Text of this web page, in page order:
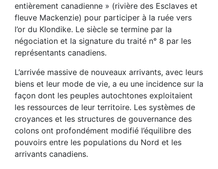
entièrement canadienne » (rivière des Esclaves et
fleuve Mackenzie) pour participer à la ruée vers
l’or du Klondike. Le siècle se termine par la
négociation et la signature du traité n° 8 par les
représentants canadiens.
L’arrivée massive de nouveaux arrivants, avec leurs
biens et leur mode de vie, a eu une incidence sur la
façon dont les peuples autochtones exploitaient
les ressources de leur territoire. Les systèmes de
croyances et les structures de gouvernance des
colons ont profondément modifié l’équilibre des
pouvoirs entre les populations du Nord et les
arrivants canadiens.